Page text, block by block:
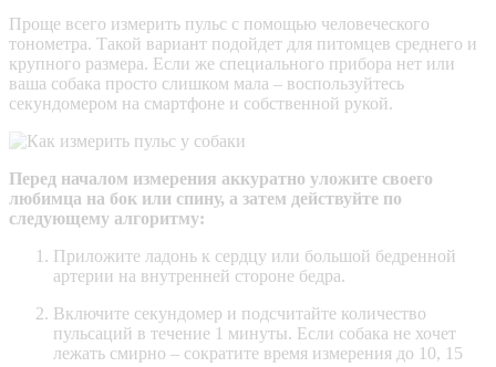
Проще всего измерить пульс с помощью человеческого
тонометра. Такой вариант подойдет для питомцев среднего и
крупного размера. Если же специального прибора нет или
ваша собака просто слишком мала – воспользуйтесь
секундомером на смартфоне и собственной рукой.
Перед началом измерения аккуратно уложите своего
любимца на бок или спину, а затем действуйте по
следующему алгоритму:
Приложите ладонь к сердцу или большой бедренной
артерии на внутренней стороне бедра.
Включите секундомер и подсчитайте количество
пульсаций в течение 1 минуты. Если собака не хочет
лежать смирно – сократите время измерения до 10, 15